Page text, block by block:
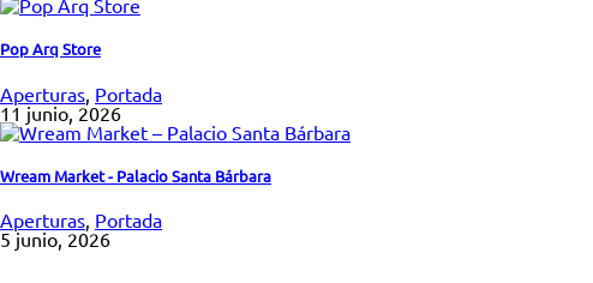
Pop Arq Store
Aperturas Portada
11 junio, 2026
Wream Market - Palacio Santa Bárbara
Aperturas Portada
5 junio, 2026